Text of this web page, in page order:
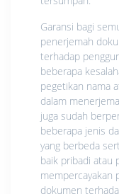
Garansi bagi
penerjemah
terhadap
beberapa
pegetikan nama
dalam
juga sudah
beberapa jenis
yang berbeda
baik pribadi atau
mempercayakan
dokumen